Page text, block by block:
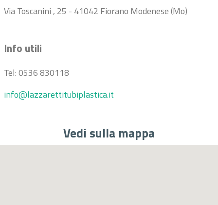
Via Toscanini , 25 - 41042 Fiorano Modenese (Mo)
Info utili
Tel: 0536 830118
info@lazzarettitubiplastica.it
Vedi sulla mappa